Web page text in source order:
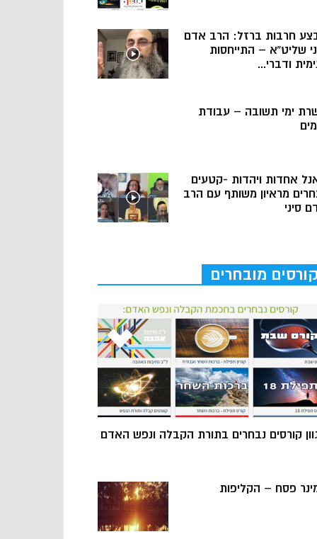
חרבות ברזל: הרב אדם
שליט”א – התייחסות
ודברי...
ימי תשובה – עבודת
אחדות ויהדות -קטעים
מראיון משותף עם הרב
סיני
קורסים מובחרים
קורסים נבחרים בתורת הקבלה ונפש האדם
פסח – הקליפות